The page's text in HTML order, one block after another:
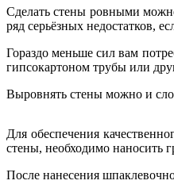
Сделать стены ровными
ряд серьёзных недостатков,
Гораздо меньше сил вам
гипсокартоном трубы или
Выровнять стены можно и
Для обеспечения
стены, необходимо наносить
После нанесения